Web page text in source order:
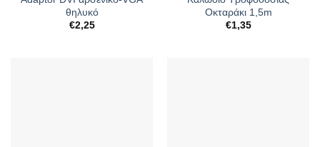
θηλυκό
€2,25
Οκταράκι 1,5m
€1,35